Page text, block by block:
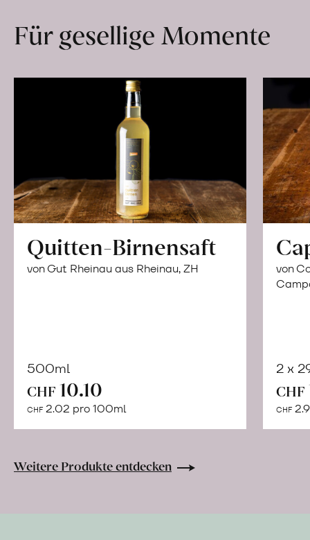
Hof
erfahren
Für gesellige Momente
Quitten-Birnensaft
von Gut Rheinau aus Rheinau, ZH
500ml
CHF 10.10
CHF 2.02 pro 100ml
Warenkorb
von
2 x
CHF
CHF
Weitere Produkte entdecken